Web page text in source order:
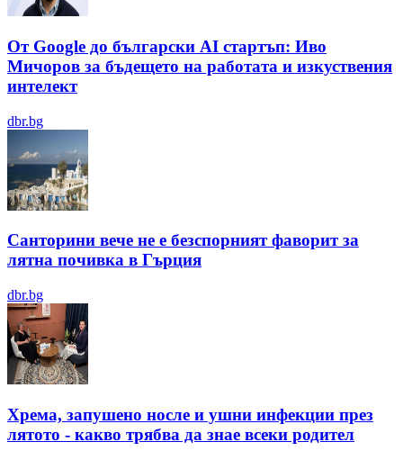
От Google до български AI стартъп: Иво
Мичоров за бъдещето на работата и изкуствения
интелект
dbr.bg
Санторини вече не е безспорният фаворит за
лятна почивка в Гърция
dbr.bg
Хрема, запушено носле и ушни инфекции през
лятотo - какво трябва да знае всеки родител